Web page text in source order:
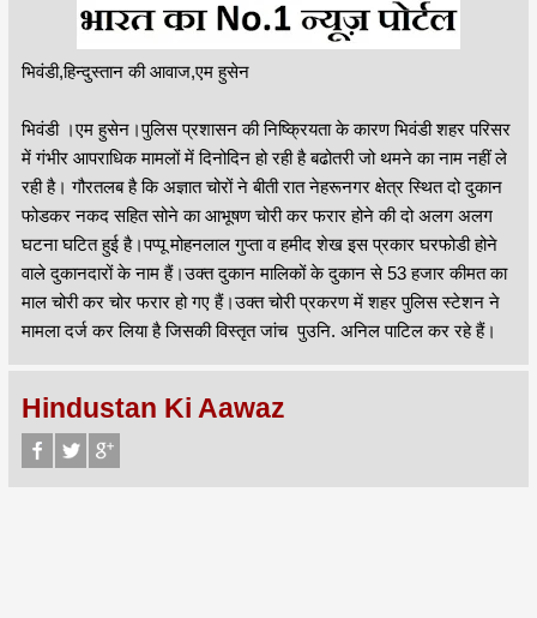
भिवंडी,हिन्दुस्तान की आवाज,एम हुसेन
भिवंडी ।एम हुसेन।पुलिस प्रशासन की निष्क्रियता के कारण भिवंडी शहर परिसर
में गंभीर आपराधिक मामलों में दिनोदिन हो रही है बढोतरी जो थमने का नाम नहीं ले
रही है। गौरतलब है कि अज्ञात चोरों ने बीती रात नेहरूनगर क्षेत्र स्थित दो दुकान
फोडकर नकद सहित सोने का आभूषण चोरी कर फरार होने की दो अलग अलग
घटना घटित हुई है।पप्पू मोहनलाल गुप्ता व हमीद शेख इस प्रकार घरफोडी होने
वाले दुकानदारों के नाम हैं।उक्त दुकान मालिकों के दुकान से 53 हजार कीमत का
माल चोरी कर चोर फरार हो गए हैं।उक्त चोरी प्रकरण में शहर पुलिस स्टेशन ने
मामला दर्ज कर लिया है जिसकी विस्तृत जांच पुउनि. अनिल पाटिल कर रहे हैं।
Hindustan Ki Aawaz